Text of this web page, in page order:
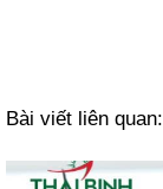
Bài viết liên quan: